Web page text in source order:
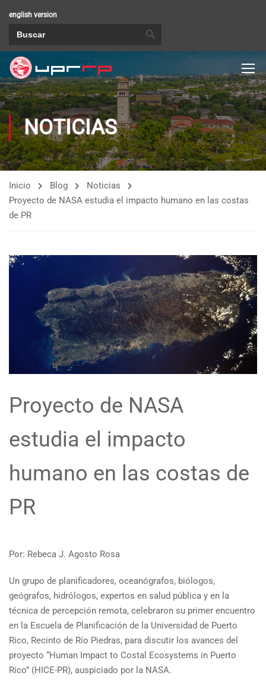
english version
NOTICIAS
Inicio Blog
Noticias
Proyecto de NASA estudia el impacto humano en las costas
de PR
Proyecto de NASA
estudia el impacto
humano en las costas de
PR
Por: Rebeca J. Agosto Rosa
Un grupo de planificadores, oceanógrafos, biólogos,
geógrafos, hidrólogos, expertos en salud pública y en la
técnica de percepción remota, celebraron su primer encuentro
en la Escuela de Planificación de la Universidad de Puerto
Rico, Recinto de Río Piedras, para discutir los avances del
proyecto “Human Impact to Costal Ecosystems in Puerto
Rico” (HICE-PR), auspiciado por la NASA.